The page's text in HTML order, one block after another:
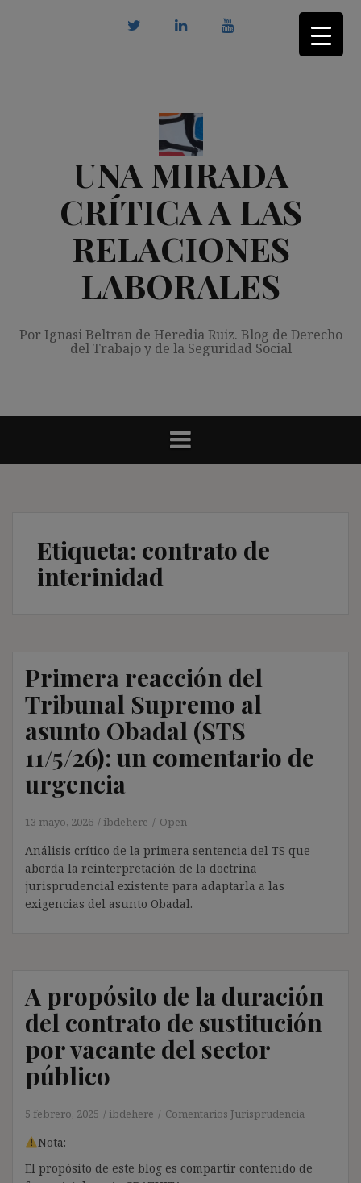
UNA MIRADA
CRÍTICA A LAS
RELACIONES
LABORALES
Por Ignasi Beltran de Heredia Ruiz. Blog de Derecho
del Trabajo y de la Seguridad Social
Etiqueta: contrato de
interinidad
Primera reacción del
Tribunal Supremo al
asunto Obadal (STS
11/5/26): un comentario de
urgencia
13 mayo, 2026 ibdehere Open
Análisis crítico de la primera sentencia del TS que
aborda la reinterpretación de la doctrina
jurisprudencial existente para adaptarla a las
exigencias del asunto Obadal.
A propósito de la duración
del contrato de sustitución
por vacante del sector
público
5 febrero, 2025 ibdehere Comentarios Jurisprudencia
Nota:
El propósito de este blog es compartir contenido de